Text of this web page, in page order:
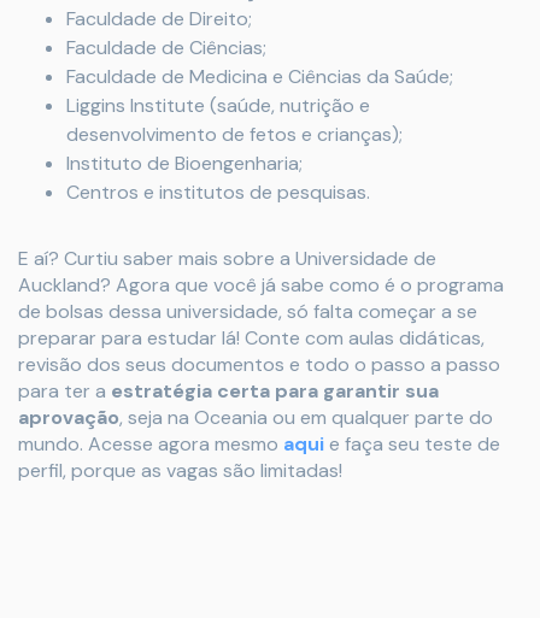
Faculdade de Direito;
Faculdade de Ciências;
Faculdade de Medicina e Ciências da Saúde;
Liggins Institute (saúde, nutrição e
desenvolvimento de fetos e crianças);
Instituto de Bioengenharia;
Centros e institutos de pesquisas.
E aí? Curtiu saber mais sobre a Universidade de
Auckland? Agora que você já sabe como é o programa
de bolsas dessa universidade, só falta começar a se
preparar para estudar lá! Conte com aulas didáticas,
revisão dos seus documentos e todo o passo a passo
para ter a estratégia certa para garantir sua
aprovação, seja na Oceania ou em qualquer parte do
mundo. Acesse agora mesmo aquie faça seu teste de
perfil, porque as vagas são limitadas!